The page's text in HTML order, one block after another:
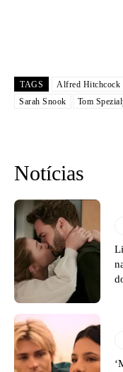
TAGS Alfred Hitchcock
Sarah Snook
Tom
Notícias